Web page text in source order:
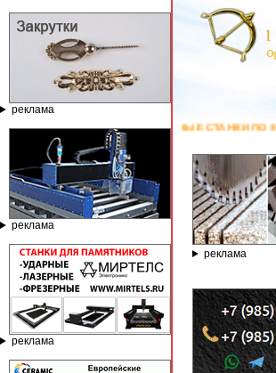
реклама
реклама
реклама
СТАНКИ ПО КАМНЮ ОТ КОМПАНИИ
реклама